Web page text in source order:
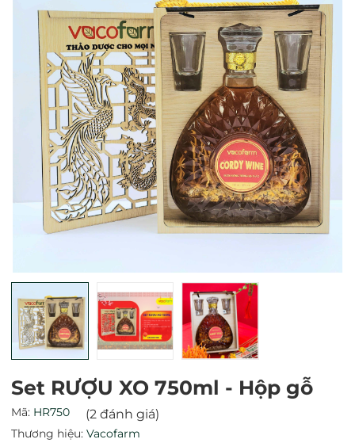
Set RƯỢU XO 750ml - Hộp gỗ
Mã: HR750 (2 đánh giá)
Thương hiệu: Vacofarm
Mã giảm giá:
Ngày hết hạn: